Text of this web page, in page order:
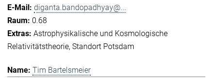
diganta.bandopadhyay@...
0.68
Astrophysikalische und Kosmologische
Relativitätstheorie Standort Potsdam
Tim Bartelsmeier